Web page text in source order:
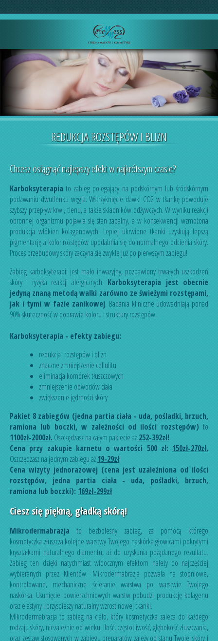
REDUKCJA ROZSTĘPÓW I BLIZN
Chcesz osiągnąć najlepszy efekt w najkrótszym czasie?
Karboksyterapia to zabieg polegający na podskórnym lub śródskórnym
podawaniu dwutlenku węgla. Wstrzyknięcie dawki CO2 w tkankę powoduje
szybszy przepływ krwi, tlenu, a także składników odżywczych. W wyniku reakcji
obronnej organizmu pojawia się stan zapalny, a w konsekwencji wzmożona
produkcja włókien kolagenowych. Lepiej ukrwione tkanki uzyskują lepszą
pigmentację a kolor rozstępów upodabnia się do normalnego odcienia skóry.
Proces przebudowy skóry zaczyna się zwykle już po pierwszym zabiegu!
Zabieg karboksyterapii jest mało inwazyjny, pozbawiony trwałych uszkodzeń
skóry i ryzyka reakcji alergicznych. Karboksyterapia jest obecnie
jedyną znaną metodą walki zarówno ze świeżymi rozstępami,
jak i tymi w fazie zanikowej. Badania kliniczne udowadniają ponad
90% skuteczność w poprawie koloru i struktury rozstępów.
Karboksyterapia - efekty zabiegu:
redukcja rozstępów i blizn
znaczne zmniejszenie cellulitu
eliminacja komórek tłuszczowych
zmniejszenie obwodów ciała
zwiększenie jędrności skóry
Pakiet 8 zabiegów (jedna partia ciała - uda, pośladki, brzuch,
ramiona lub boczki, w zależności od ilości rozstępów) to
1100zł-2000zł. Oszczędzasz na całym pakiecie aż 252-392zł!
Cena przy zakupie karnetu o wartości 500 zł: 150zł-270zł.
Oszczędzasz na jednym zabiegu aż19-29zł!
Cena wizyty jednorazowej (cena jest uzależniona od ilości
rozstępów, jedna partia ciała - uda, pośladki, brzuch,
ramiona lub boczki): 169zł-299zł
Ciesz się piękną, gładką skórą!
Mikrodermabrazja to bezbolesny zabieg, za pomocą którego
kosmetyczka złuszcza kolejne warstwy Twojego naskórka głowicami pokrytymi
kryształkami naturalnego diamentu, aż do uzyskania pożądanego rezultatu.
Zabieg ten dzięki natychmiast widocznym efektom należy do najczęściej
wybieranych przez Klientów. Mikrodermabrazja pozwala na stopniowe,
kontrolowane, mechaniczne ścieranie warstwa po warstwie Twojego
naskórka. Usunięcie powierzchniowych warstw pobudzi produkcję kolagenu
oraz elastyny i przyspieszy naturalny wzrost nowej tkanki.
Mikrodermabrazja to zabieg na ciało, który kosmetyczka zaleca do każdego
rodzaju skóry, niezależnie od wieku. Ilość, częstotliwość, głębokość złuszczania,
oraz zestaw stosowanych w zabiegu preparatów zależy od stanu Twojej skóry i